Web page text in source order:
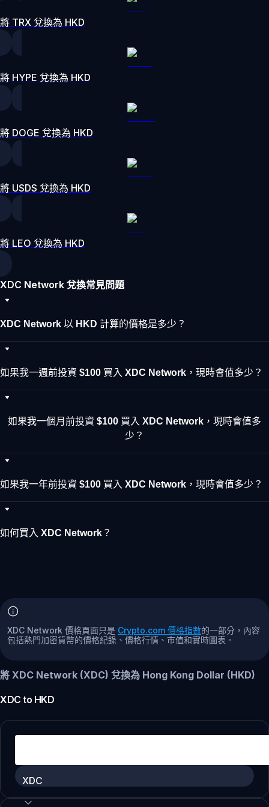
將 TRX 兌換為 HKD
將 HYPE 兌換為 HKD
將 DOGE 兌換為 HKD
將 USDS 兌換為 HKD
將 LEO 兌換為 HKD
XDC Network 兌換常見問題
XDC Network 以 HKD 計算的價格是多少？
如果我一週前投資 $100 買入 XDC Network，現時會值多少？
如果我一個月前投資 $100 買入 XDC Network，現時會值多
少？
如果我一年前投資 $100 買入 XDC Network，現時會值多少？
如何買入 XDC Network？
XDC Network 價格頁面只是 Crypto.com 價格指數的一部分，內容
包括熱門加密貨幣的價格紀錄、價格行情、市值和實時圖表。
將 XDC Network (XDC) 兌換為 Hong Kong Dollar (HKD)
XDC to HKD
XDC